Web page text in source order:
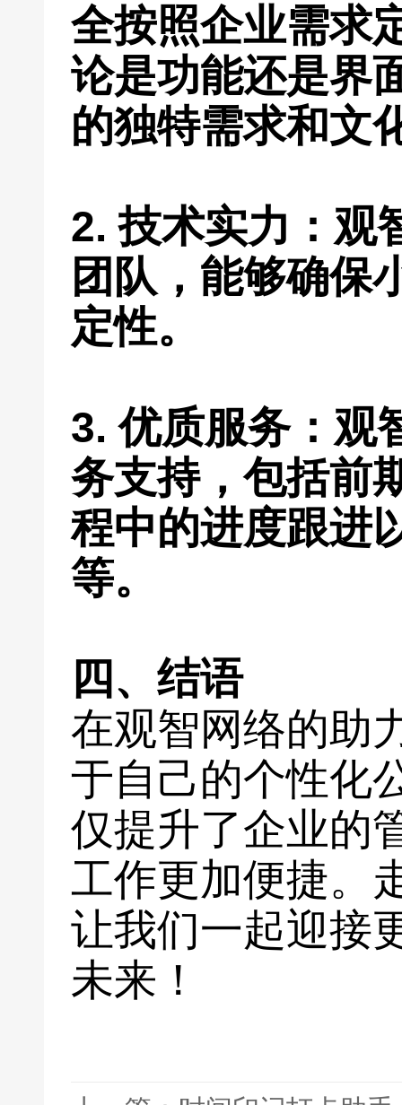
全按照企业需求
论是功能还是界
的独特需求和文
2. 技术实力：观
团队，能够确保
定性。
3. 优质服务：观
务支持，包括前
程中的进度跟进
等。
四、结语
在观智网络的助
于自己的个性化
仅提升了企业的
工作更加便捷。
让我们一起迎接
未来！